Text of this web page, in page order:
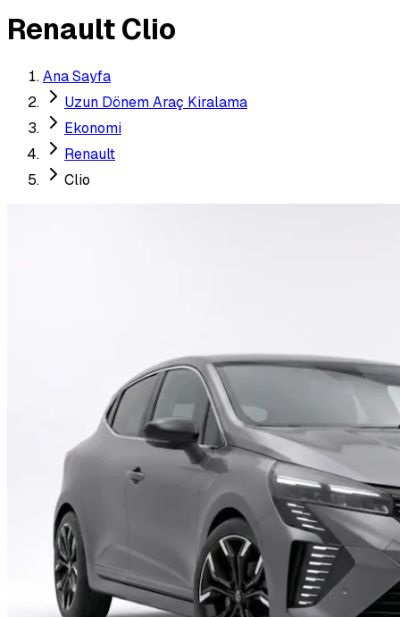
Renault Clio
Ana Sayfa
Uzun Dönem Araç Kiralama
Ekonomi
Renault
Clio